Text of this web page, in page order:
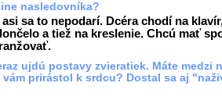
nasledovníka?
sa to nepodarí. Dcéra chodí na
a tiež na kreslenie. Chcú mať
ujdú postavy zvieratiek. Máte medzi
prirástol k srdcu? Dostal sa aj